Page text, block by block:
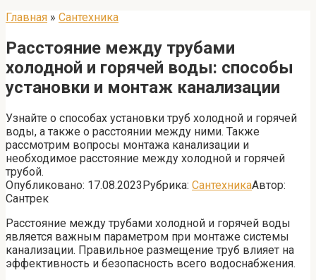
Главная » Сантехника
Расстояние между трубами
холодной и горячей воды: способы
установки и монтаж канализации
Узнайте о способах установки труб холодной и горячей
воды, а также о расстоянии между ними. Также
рассмотрим вопросы монтажа канализации и
необходимое расстояние между холодной и горячей
трубой.
Опубликовано: 17.08.2023Рубрика: СантехникаАвтор:
Сантрек
Расстояние между трубами холодной и горячей воды
является важным параметром при монтаже системы
канализации. Правильное размещение труб влияет на
эффективность и безопасность всего водоснабжения.